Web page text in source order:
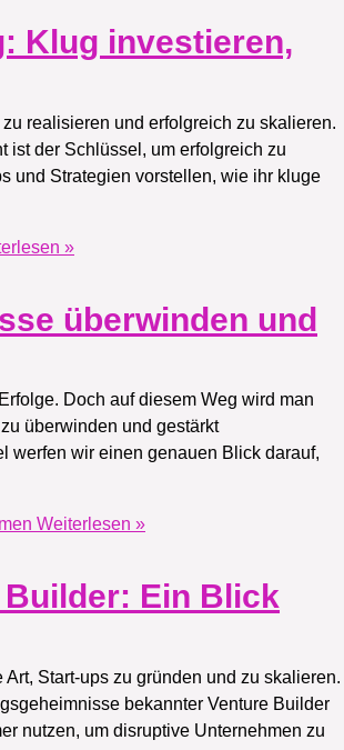
Klug investieren,
realisieren und erfolgreich zu skalieren.
ist der Schlüssel, um erfolgreich zu
und Strategien vorstellen, wie ihr kluge
»
überwinden und
Doch auf diesem Weg wird man
überwinden und gestärkt
werfen wir einen genauen Blick darauf,
Weiterlesen »
Ein Blick
Start-ups zu gründen und zu skalieren.
bekannter Venture Builder
nutzen, um disruptive Unternehmen zu